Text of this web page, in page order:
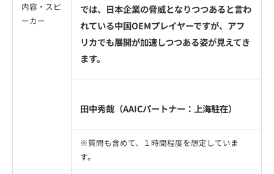
内容・スピ
ーカー
では、日本企業の脅威となりつつあると言わ
れている中国OEMプレイヤーですが、アフ
リカでも展開が加速しつつある姿が見えてき
ます。
田中秀哉（AAICパートナー：上海駐在）
※質問も含めて、１時間程度を想定していま
す。